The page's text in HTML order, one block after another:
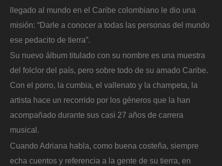
llegado al mundo en el Caribe colombiano le dio una
misión: “Darle a conocer a todas las personas del mundo
ese pedacito de tierra”.
Su nuevo álbum titulado con su nombre es una muestra
del folclor del país, pero sobre todo de su amado Caribe.
Con el porro, la cumbia, el vallenato y la champeta, la
artista hace un recorrido por los géneros que la han
acompañado durante sus casi 27 años de carrera
musical.
Cuando Adriana habla, como buena costeña, siempre
echa cuentos y referencia a la gente de su tierra, en